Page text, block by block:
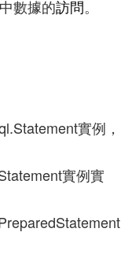
數據的訪問。
實例，
實例實